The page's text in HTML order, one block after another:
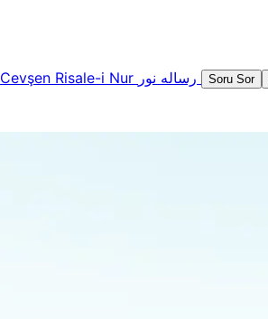
Cevşen Risale-i Nur Soru Sor